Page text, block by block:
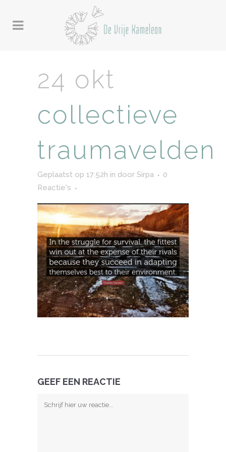
24 okt
collectieve
traumavelden
Geplaatst op 17:52h in door Sirpa
0
Reactie's
GEEF EEN REACTIE